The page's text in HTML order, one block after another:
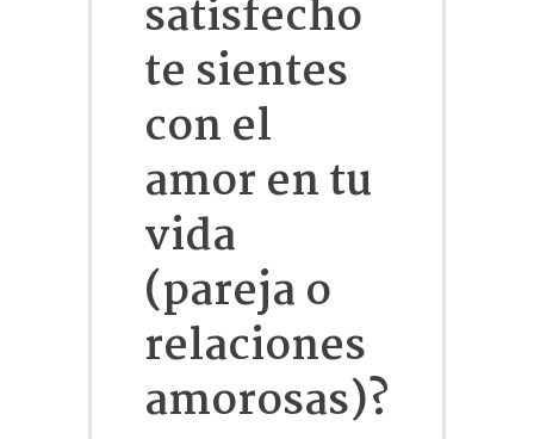
satisfecho
te sientes
con el
amor en tu
vida
(pareja o
relaciones
amorosas)?